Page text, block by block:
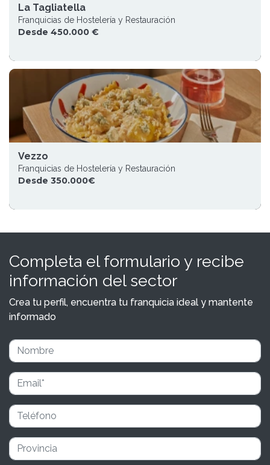
La Tagliatella
Franquicias de Hostelería y Restauración
Desde 450.000 €
Vezzo
Franquicias de Hostelería y Restauración
Desde 350.000€
Completa el formulario y recibe
información del sector
Crea tu perfil, encuentra tu franquicia ideal y mantente
informado